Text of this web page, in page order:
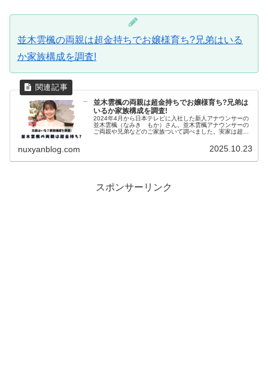
並木雲楓の両親は超金持ちでお嬢様育ち?兄弟はいる
か家族構成を調査!
並木雲楓の両親は超金持ちでお嬢様育ち?兄弟は
いるか家族構成を調査!
2024年4月から日本テレビに入社した新人アナウンサーの
並木雲楓（なみき もか）さん。並木雲楓アナウンサーの
ご両親や兄弟などのご家族ついて調べました。実家は超金
nuxyanblog.com 2025.10.23
スポンサーリンク